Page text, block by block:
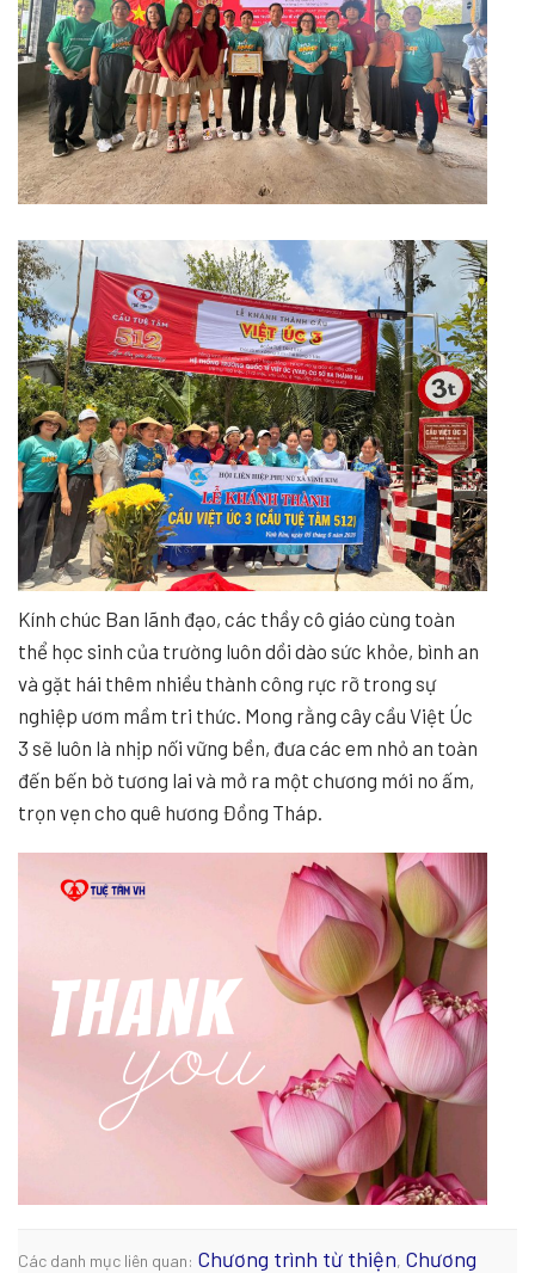
Kính chúc Ban lãnh đạo, các thầy cô giáo cùng toàn
thể học sinh của trường luôn dồi dào sức khỏe, bình an
và gặt hái thêm nhiều thành công rực rỡ trong sự
nghiệp ươm mầm tri thức. Mong rằng cây cầu Việt Úc
3 sẽ luôn là nhịp nối vững bền, đưa các em nhỏ an toàn
đến bến bờ tương lai và mở ra một chương mới no ấm,
trọn vẹn cho quê hương Đồng Tháp.
Các danh mục liên quan: Chương trình từ thiện, Chương